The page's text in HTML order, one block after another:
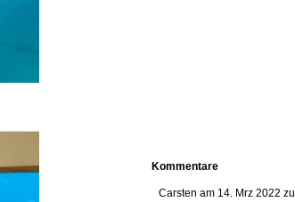
Kommentare
Carsten am 14. Mrz 2022 zu